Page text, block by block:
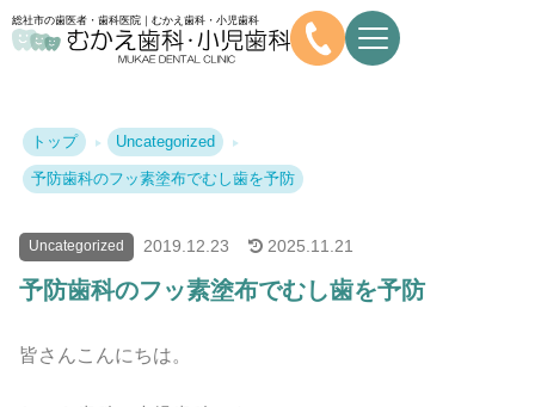
総社市の歯医者・歯科医院｜むかえ歯科・小児歯科
トップ Uncategorized
予防歯科のフッ素塗布でむし歯を予防
Uncategorized 2019. 12.23 2025. 11.21
予防歯科のフッ素塗布でむし歯を予防
皆さんこんにちは。